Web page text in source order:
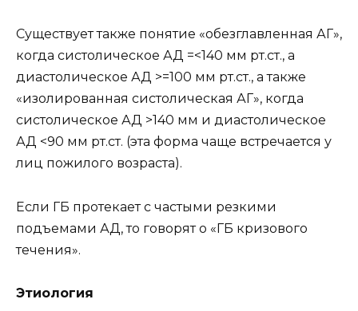
Существует также понятие «обезглавленная АГ»,
когда систолическое АД =<140 мм рт.ст., а
диастолическое АД >=100 мм рт.ст., а также
«изолированная систолическая АГ», когда
систолическое АД >140 мм и диастолическое
АД <90 мм рт.ст. (эта форма чаще встречается у
лиц пожилого возраста).
Если ГБ протекает с частыми резкими
подъемами АД, то говорят о «ГБ кризового
течения».
Этиология